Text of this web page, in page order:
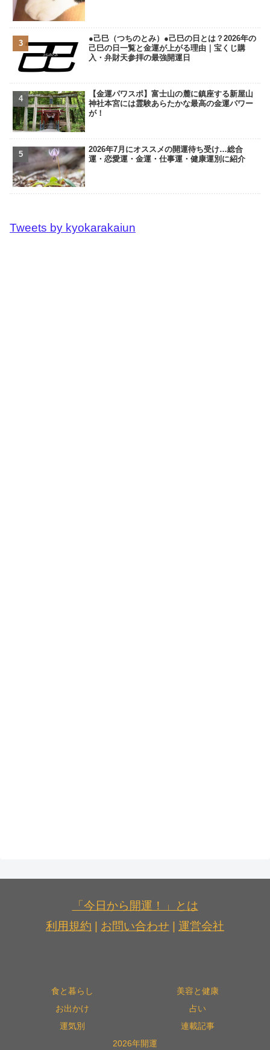
●己巳（つちのとみ）●己巳の日とは？2026年の
己巳の日一覧と金運が上がる理由｜宝くじ購
入・弁財天参拝の最強開運日
【金運パワスポ】富士山の麓に鎮座する新屋山
神社本宮には霊験あらたかな最高の金運パワー
が！
2026年7月にオススメの開運待ち受け…総合
運・恋愛運・金運・仕事運・健康運別に紹介
Tweets by kyokarakaiun
「今日から開運！」とは
利用規約
お問い合わせ 運営会社
食と暮らし
美容と健康
お出かけ
占い
運気別
連載記事
2026年開運